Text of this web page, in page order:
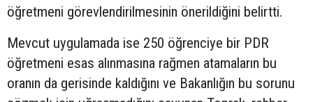
öğretmeni görevlendirilmesinin önerildiğini belirtti.
Mevcut uygulamada ise 250 öğrenciye bir PDR
öğretmeni esas alınmasına rağmen atamaların bu
oranın da gerisinde kaldığını ve Bakanlığın bu sorunu